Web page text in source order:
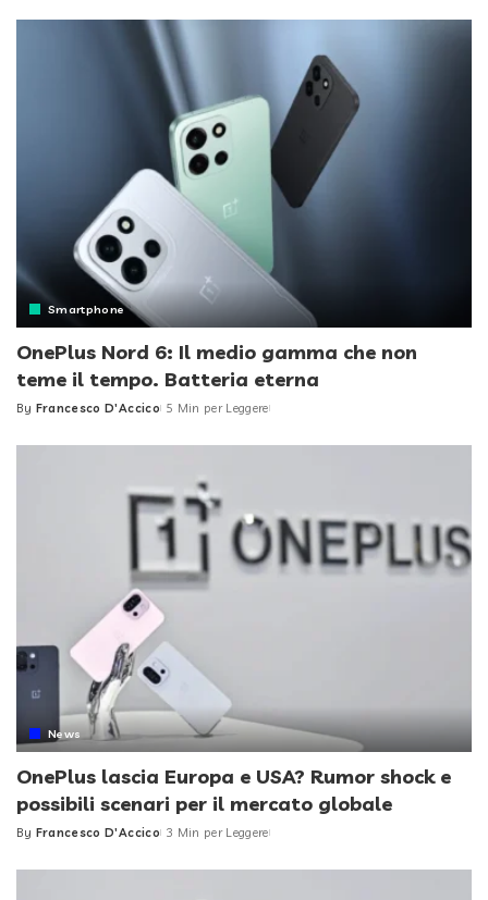
Smartphone
OnePlus Nord 6: Il medio gamma che non
teme il tempo. Batteria eterna
Posted
By Francesco D'Accico 5 Min per Leggere
News
OnePlus lascia Europa e USA? Rumor shock e
possibili scenari per il mercato globale
Posted
By Francesco D'Accico 3 Min per Leggere